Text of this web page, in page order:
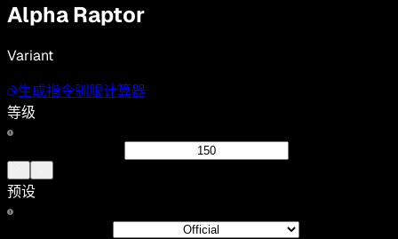
Alpha Raptor
Variant
生成指令驯服计算器
等级
预设